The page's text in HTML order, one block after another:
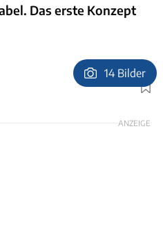
Das erste Konzept
Hymer Group / Digital Design Solutions
14 Bilder
ANZEIGE